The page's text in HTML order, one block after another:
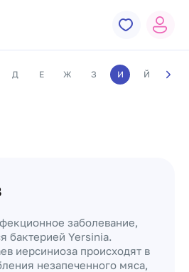
Д Е Ж З И Й К
заболевание,
бактерией Yersinia.
иерсиниоза происходят в
незапеченного мяса,